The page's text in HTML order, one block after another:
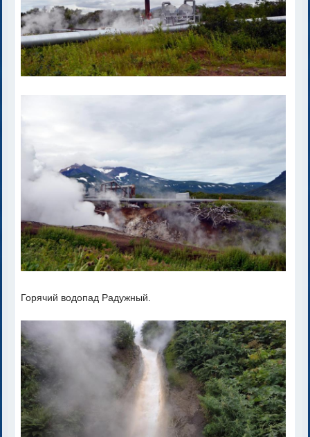
Горячий водопад Радужный.